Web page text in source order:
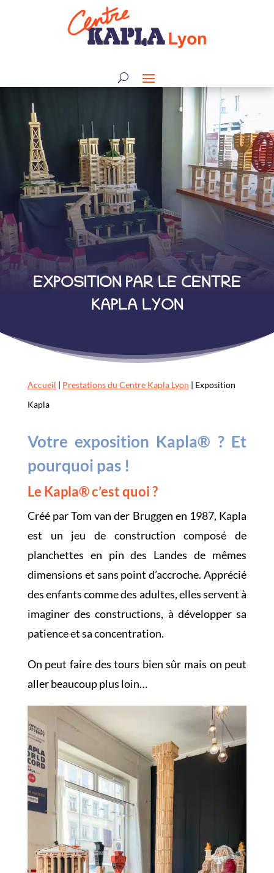
EXPOSITION PAR LE CENTRE
KAPLA LYON
Accueil | Prestations du Centre Kapla Lyon | Exposition
Kapla
Votre exposition Kapla® ? Et
pourquoi pas !
Le Kapla® c’est quoi ?
Créé par Tom van der Bruggen en 1987, Kapla
est un jeu de construction composé de
planchettes en pin des Landes de mêmes
dimensions et sans point d’accroche. Apprécié
des enfants comme des adultes, elles servent à
imaginer des constructions, à développer sa
patience et sa concentration.
On peut faire des tours bien sûr mais on peut
aller beaucoup plus loin…